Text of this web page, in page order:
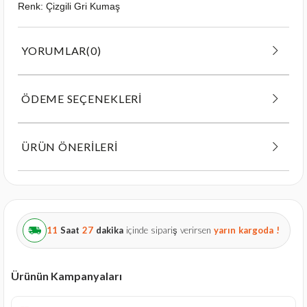
Renk: Çizgili Gri Kumaş
YORUMLAR(0)
ÖDEME SEÇENEKLERI
ÜRÜN ÖNERILERI
11 Saat 27 dakika içinde sipariş verirsen yarın kargoda !
Ürünün Kampanyaları